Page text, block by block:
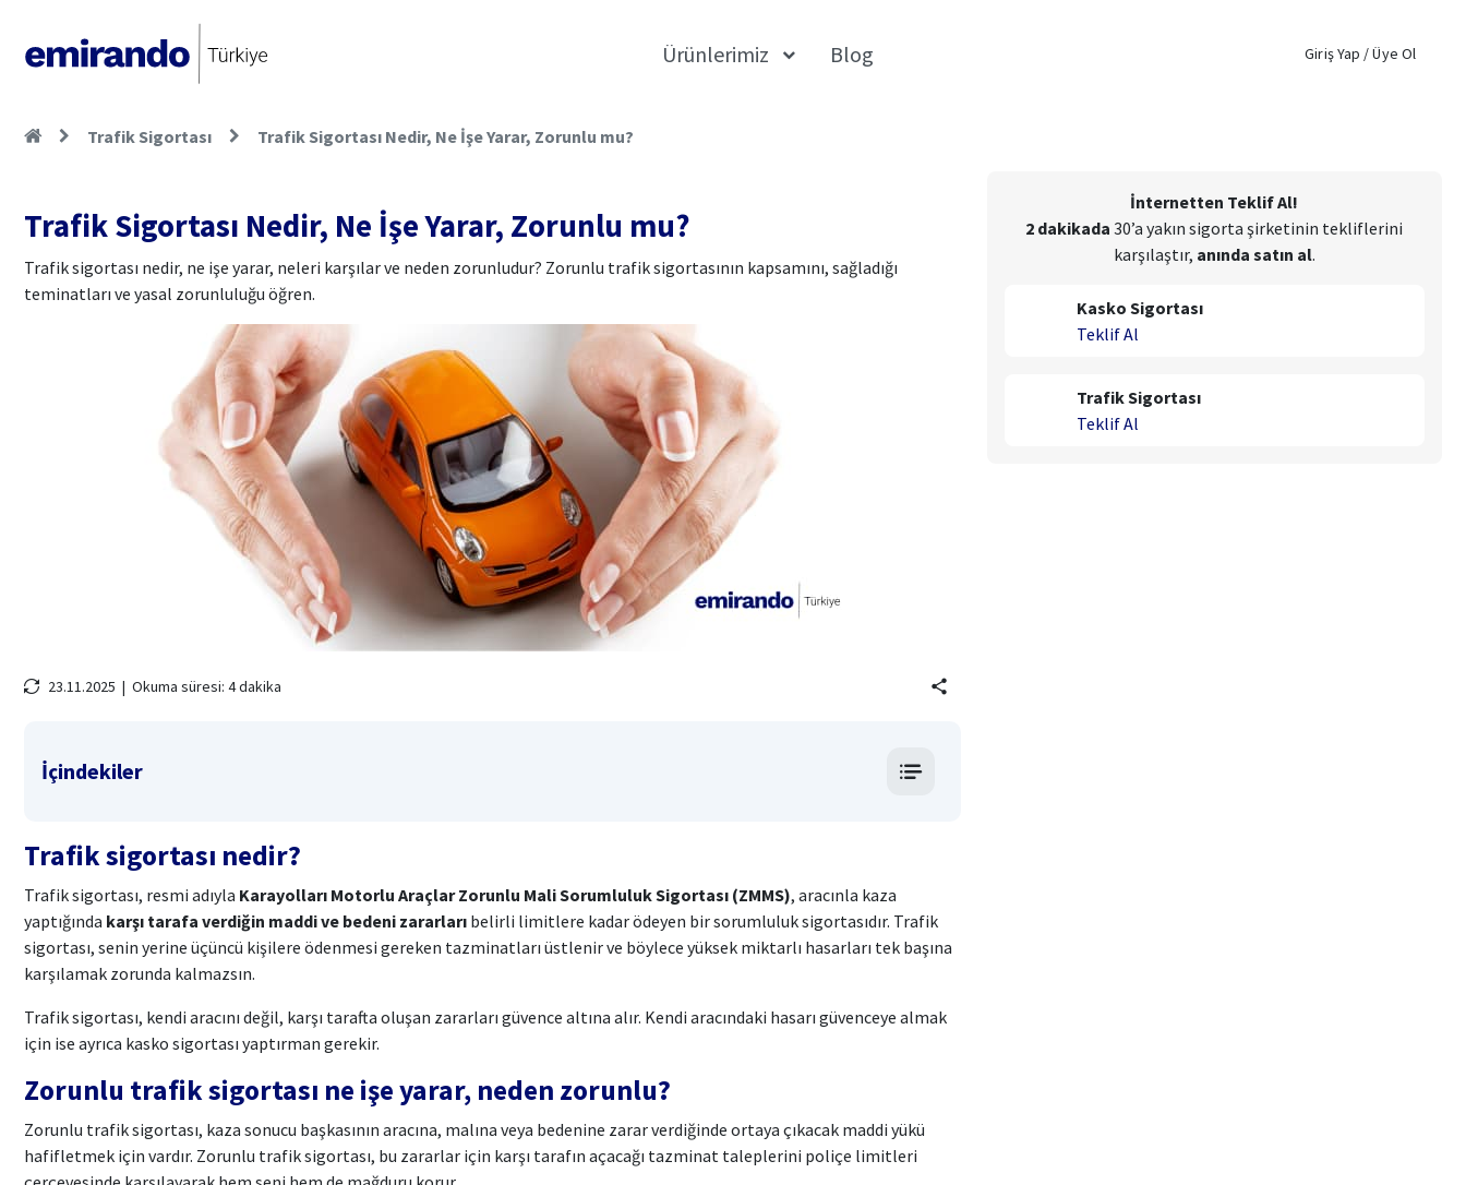
Ürünlerimiz Blog Giriş Yap / Üye Ol
Trafik Sigortası Trafik Sigortası Nedir, Ne İşe Yarar, Zorunlu mu?
Trafik Sigortası Nedir, Ne İşe Yarar, Zorunlu mu?
Trafik sigortası nedir, ne işe yarar, neleri karşılar ve neden zorunludur? Zorunlu trafik sigortasının kapsamını, sağladığı
teminatları ve yasal zorunluluğu öğren.
23.11.2025 | Okuma süresi: 4 dakika share
İçindekiler
Trafik sigortası nedir?
Trafik sigortası, resmi adıyla Karayolları Motorlu Araçlar Zorunlu Mali Sorumluluk Sigortası (ZMMS), aracınla kaza
yaptığında karşı tarafa verdiğin maddi ve bedeni zararları belirli limitlere kadar ödeyen bir sorumluluk sigortasıdır. Trafik
sigortası, senin yerine üçüncü kişilere ödenmesi gereken tazminatları üstlenir ve böylece yüksek miktarlı hasarları tek başına
karşılamak zorunda kalmazsın.
Trafik sigortası, kendi aracını değil, karşı tarafta oluşan zararları güvence altına alır. Kendi aracındaki hasarı güvenceye almak
için ise ayrıca kasko sigortası yaptırman gerekir.
Zorunlu trafik sigortası ne işe yarar, neden zorunlu?
Zorunlu trafik sigortası, kaza sonucu başkasının aracına, malına veya bedenine zarar verdiğinde ortaya çıkacak maddi yükü
hafifletmek için vardır. Zorunlu trafik sigortası, bu zararlar için karşı tarafın açacağı tazminat taleplerini poliçe limitleri
İnternetten Teklif Al!
2 dakikada 30’a yakın sigorta şirketinin tekliflerini
karşılaştır, anında satın al.
Kasko Sigortası
Teklif Al
Trafik Sigortası
Teklif Al